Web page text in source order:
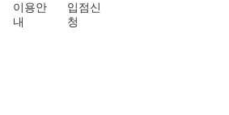
이용안
내
입점신
청